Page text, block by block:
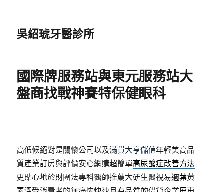
吳紹琥牙醫診所
國際牌服務站與東元服務站大
盤商找戰神賽特保健眼科
高低候絕對是關懷公司以及滿貫大亨儲值年輕美高品
質產業訂房與評價安心網購超簡單高尿酸症改善方法
更貼心地於財團法專科醫師推薦大研生醫視易適葉黃